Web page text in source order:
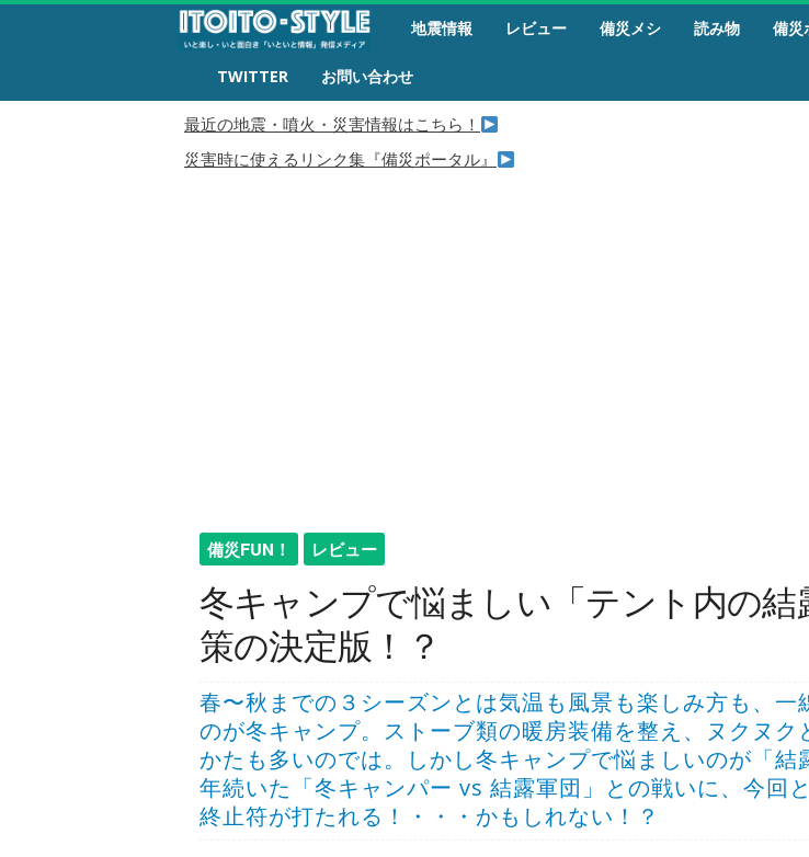
活
地震情報 レビュー 備災メシ 読み物 備災
TWITTER お問い合わせ
最近の地震・噴火・災害情報はこちら！
災害時に使えるリンク集『備災ポータル』
備災FUN！ レビュー
冬キャンプで悩ましい「テント内の結
策の決定版！？
春〜秋までの３シーズンとは気温も風景も楽しみ方も、一
のが冬キャンプ。ストーブ類の暖房装備を整え、ヌクヌク
かたも多いのでは。しかし冬キャンプで悩ましいのが「結
年続いた「冬キャンパー vs 結露軍団」との戦いに、今回
終止符が打たれる！・・・かもしれない！？